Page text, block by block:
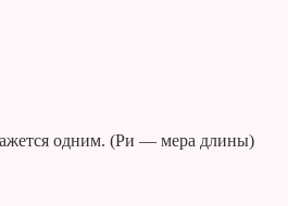
одним. (Ри — мера длины)